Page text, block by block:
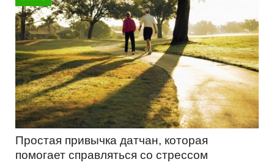
Простая привычка датчан, которая
помогает справляться со стрессом